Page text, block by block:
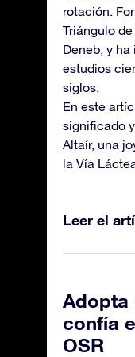
rotación.
Triángulo
Deneb, y
estudios
siglos.
En este
significado
Altaír, una
la Vía
Leer el
Adopta
confía
OSR